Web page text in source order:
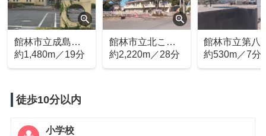
館林市立成島保
育園
約1,480m／19分
館林市立北こど
も園
約2,220m／28分
館林市立第八
学校
約530m／7分
徒歩10分以内
小学校